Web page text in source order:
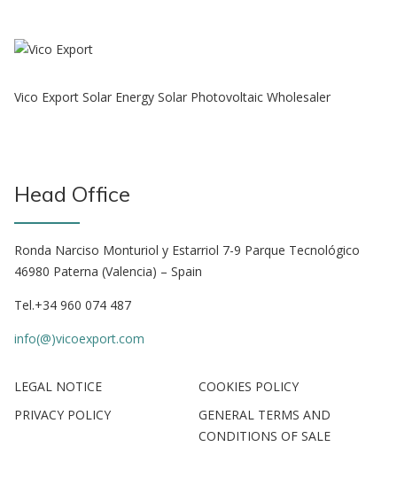
Vico Export Solar Energy Solar Photovoltaic Wholesaler
Head Office
Ronda Narciso Monturiol y Estarriol 7-9 Parque Tecnológico
46980 Paterna (Valencia) – Spain
Tel.+34 960 074 487
info(@)vicoexport.com
LEGAL NOTICE
COOKIES POLICY
PRIVACY POLICY
GENERAL TERMS AND
CONDITIONS OF SALE